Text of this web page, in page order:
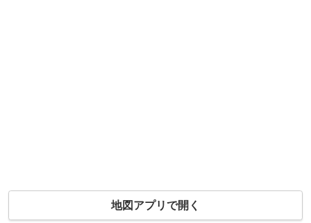
地図アプリで開く